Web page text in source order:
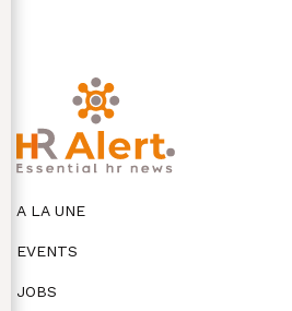
A LA UNE
EVENTS
JOBS